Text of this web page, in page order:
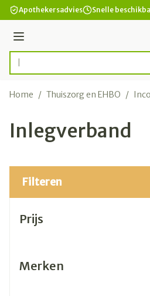
Ga naar de inhoud
Apothekersadvies Snelle
Menu
Product, merk, categorie...
Home / Thuiszorg en EHBO /
Inlegverband
Filteren
Prijs
Merken